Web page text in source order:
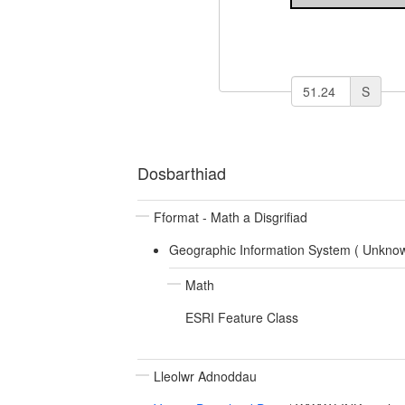
S
Dosbarthiad
Fformat - Math a Disgrifiad
Geographic Information System (
Math
ESRI Feature Class
Lleolwr Adnoddau